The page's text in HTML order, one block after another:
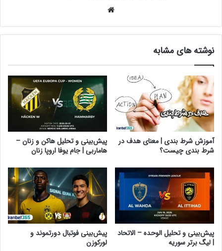
نوشته های مشابه
آموزش شرط بندی | معنای هدف در
شرط بندی چیست؟
پیش‌بینی و تحلیل هاکن و زنان –
هاماربی | جام یوفا اروپا زنان
پیش‌بینی و تحلیل الوحده – الاتحاد
| لیگ برتر سوریه
پیش‌بینی فوتبال دورتموند و
لورکوزن